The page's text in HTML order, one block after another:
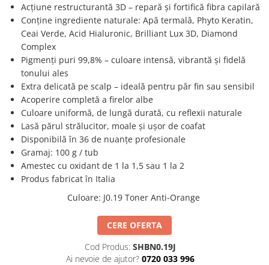
Acțiune restructurantă 3D – repară și fortifică fibra capilară
Conține ingrediente naturale: Apă termală, Phyto Keratin,
Ceai Verde, Acid Hialuronic, Brilliant Lux 3D, Diamond
Complex
Pigmenți puri 99,8% – culoare intensă, vibrantă și fidelă
tonului ales
Extra delicată pe scalp – ideală pentru păr fin sau sensibil
Acoperire completă a firelor albe
Culoare uniformă, de lungă durată, cu reflexii naturale
Lasă părul strălucitor, moale și ușor de coafat
Disponibilă în 36 de nuanțe profesionale
Gramaj: 100 g / tub
Amestec cu oxidant de 1 la 1,5 sau 1 la 2
Produs fabricat în Italia
Culoare: J0.19 Toner Anti-Orange
CERE OFERTA
Cod Produs: SHBN0.19J
Ai nevoie de ajutor? 0720 033 996